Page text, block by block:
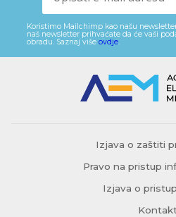
Koristimo Mailchimp kao našu
naš newsletter prihvaćate da će vaši
obradu. Saznaj više ovdje
Izjava o zaštiti
Pravo na pristup
Izjava o
Kontakt